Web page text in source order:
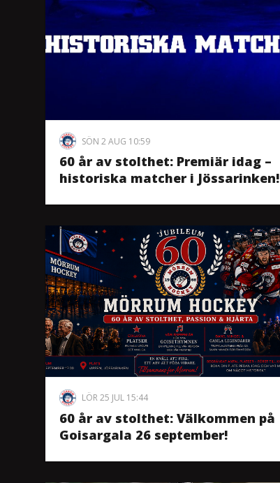
SÖN 2 AUG 10:59
60 år av stolthet: Premiär idag –
historiska matcher i Jössarinken!
LÖR 25 JUL 15:44
60 år av stolthet: Välkommen på
Goisargala 26 september!